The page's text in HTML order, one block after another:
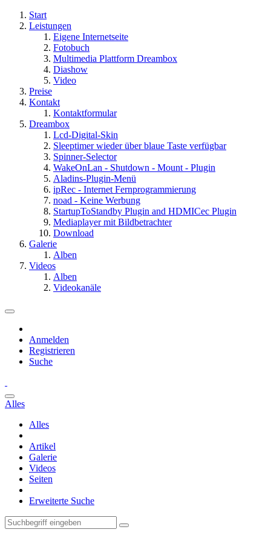
Start
Leistungen
Eigene Internetseite
Fotobuch
Multimedia Plattform Dreambox
Diashow
Video
Preise
Kontakt
Kontaktformular
Dreambox
Lcd-Digital-Skin
Sleeptimer wieder über blaue Taste verfügbar
Spinner-Selector
WakeOnLan - Shutdown - Mount - Plugin
Aladins-Plugin-Menü
ipRec - Internet Fernprogrammierung
noad - Keine Werbung
StartupToStandby Plugin and HDMICec Plugin
Mediaplayer mit Bildbetrachter
Download
Galerie
Alben
Videos
Alben
Videokanäle
Anmelden
Registrieren
Suche
Alles
Alles
Artikel
Galerie
Videos
Seiten
Erweiterte Suche